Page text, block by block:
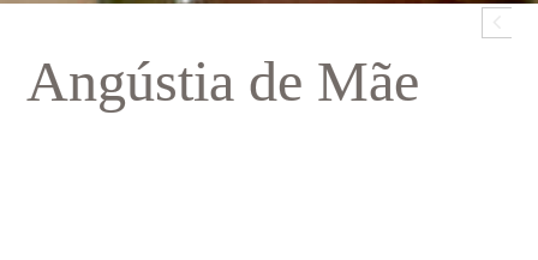
Angústia de Mãe